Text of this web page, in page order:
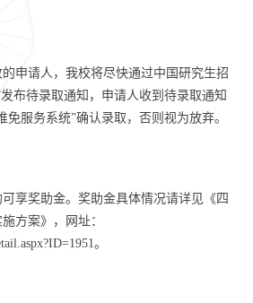
申请人，我校将尽快通过中国研究生招
布待录取通知，申请人收到待录取通知
免服务系统”确认录取，否则视为放弃。
享奖助金。奖助金具体情况请详见《四
方案》，网址：
。